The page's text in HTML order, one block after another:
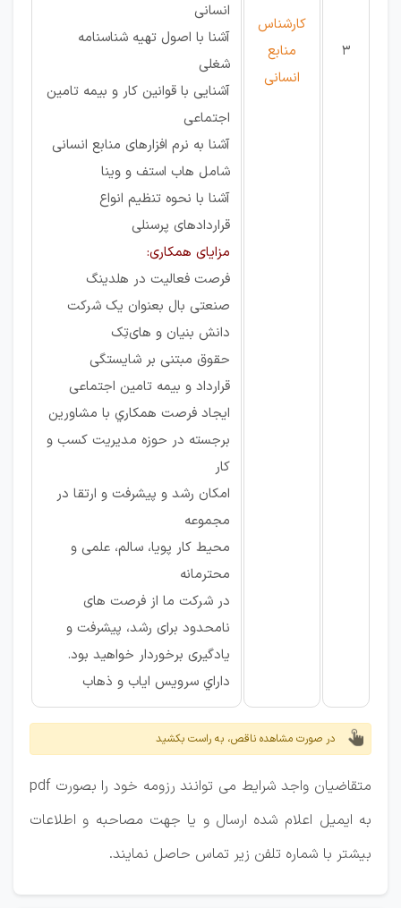
3
کارشناس
منابع
انسانی
انسانی
آشنا با اصول تهیه شناسنامه
شغلی
آشنایی با قوانین کار و بیمه تامین
اجتماعی
آشنا به نرم افزارهای منابع انسانی
شامل هاب استف و وینا
آشنا با نحوه تنظیم انواع
قراردادهای پرسنلی
مزایای همکاری:
فرصت فعاليت در هلدينگ
صنعتی بال بعنوان يک شركت
دانش بنيان و های‌تِک
حقوق مبتنی بر شایستگی
قرارداد و بیمه تامین اجتماعی
ايجاد فرصت همكاري با مشاورين
برجسته در حوزه مديريت كسب و
كار
امکان رشد و پیشرفت و ارتقا در
مجموعه
محیط کار پویا، سالم، علمی و
محترمانه
در شرکت ما از فرصت های
نامحدود برای رشد، پیشرفت و
یادگیری برخوردار خواهید بود.
داراي سرويس اياب و ذهاب
در صورت مشاهده ناقص، به راست بکشید
متقاضیان واجد شرایط می توانند رزومه خود را بصورت pdf
به ایمیل اعلام شده ارسال و یا جهت مصاحبه و اطلاعات
بیشتر با شماره تلفن زیر تماس حاصل نمایند.